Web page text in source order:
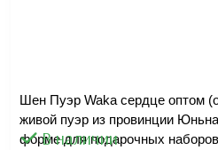
Шен Пуэр Waka сердце оптом
живой пуэр из провинции
форме для подарочных
В наличии